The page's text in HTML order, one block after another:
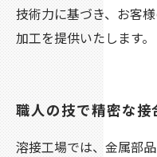
技術力に基づき、お客
加工を提供いたします。
職人の技で精密な接
溶接工場では、金属部